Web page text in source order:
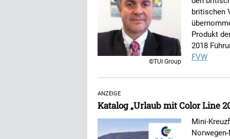
©TUI Group
britischen
Produkt
2018
FVW
ANZEIGE
Katalog „Urlaub mit Color Line
Mini-